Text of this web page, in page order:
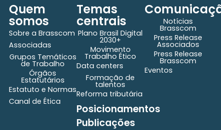
Quem
somos
Sobre a Brasscom
Associadas
Grupos Temáticos
de Trabalho
Órgãos
Estatutários
Estatuto e Normas
Canal de Ética
Temas
centrais
Plano Brasil Digital
2030+
Movimento
Trabalho Ético
Data centers
Formação de
talentos
Reforma tributária
Posicionamentos
Publicações
Notícias
Brasscom
Press Release
Associados
Press Release
Brasscom
Eventos